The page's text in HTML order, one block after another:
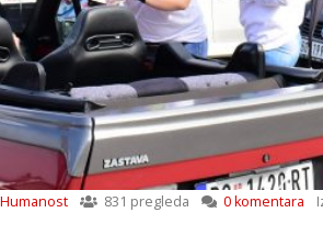
Humanost 831 pregleda 0 komentara